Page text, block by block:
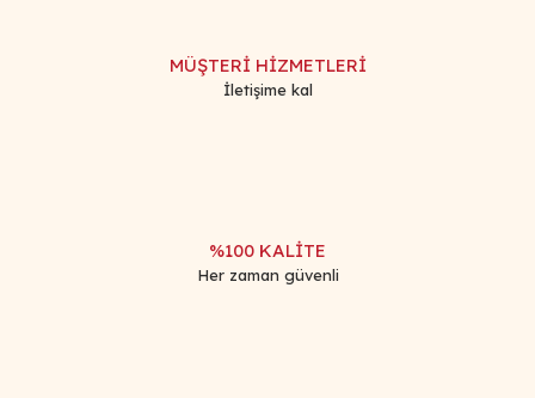
Ürün bilgilerinde hatalar bulunuyor.
MÜŞTERİ HİZMETLERİ
İletişime kal
%100 KALİTE
Her zaman güvenli